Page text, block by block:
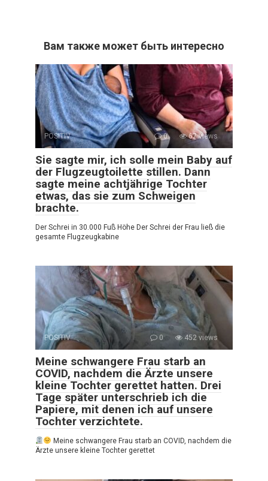
Вам также может быть интересно
POSITIV 0 67 views
Sie sagte mir, ich solle mein Baby auf
der Flugzeugtoilette stillen. Dann
sagte meine achtjährige Tochter
etwas, das sie zum Schweigen
brachte.
Der Schrei in 30.000 Fuß Höhe Der Schrei der Frau ließ die
gesamte Flugzeugkabine
POSITIV 0 452 views
Meine schwangere Frau starb an
COVID, nachdem die Ärzte unsere
kleine Tochter gerettet hatten. Drei
Tage später unterschrieb ich die
Papiere, mit denen ich auf unsere
Tochter verzichtete.
Meine schwangere Frau starb an COVID, nachdem die
Ärzte unsere kleine Tochter gerettet